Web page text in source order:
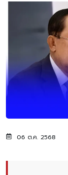
06 ต.ค. 2568